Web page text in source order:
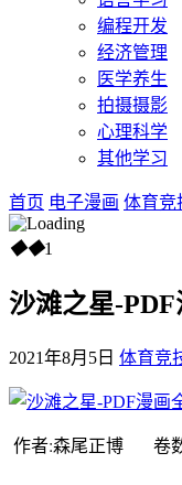
编程开发
经济管理
医学养生
拍摄摄影
心理科学
其他学习
首页 电子漫画 体育竞
◆◆1
沙滩之星-
2021年8月5日 体育竞
作者:森尾正博 卷